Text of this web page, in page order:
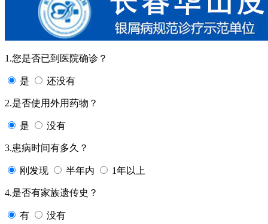
1.您是否已到医院确诊？
是 还没有
2.是否使用外用药物？
是 没有
3.患病时间有多久？
刚发现 半年内 1年以上
4.是否有家族遗传史？
有 没有